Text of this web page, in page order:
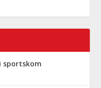
sportskom